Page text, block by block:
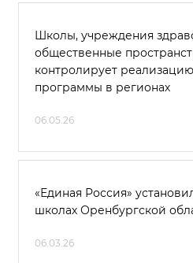
Школы, учреждения
общественные
контролирует
программы в регионах
06.05.26
«Единая Россия»
школах Оренбургской
06.03.26